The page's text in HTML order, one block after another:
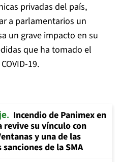
privadas del país,
a parlamentarios un
un grave impacto en su
que ha tomado el
19.
Incendio de Panimex en
revive su vínculo con
y una de las
de la SMA